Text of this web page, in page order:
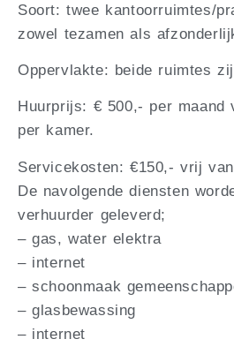
Soort: twee kantoorruimtes/
zowel tezamen als
Oppervlakte: beide ruimtes
Huurprijs: € 500,- per maand
per kamer.
Servicekosten: €150,- vrij
De navolgende diensten
verhuurder geleverd;
– gas, water elektra
– internet
– schoonmaak
– glasbewassing
– internet